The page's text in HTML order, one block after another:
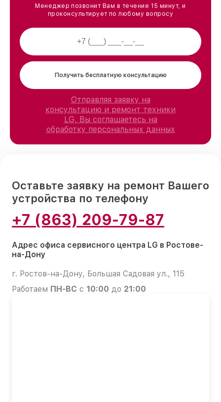
Менеджер позвонит Вам в течение 15 минут, и
проконсультирует по любому вопросу
Получить бесплатную консультацию
Отправляя заявку на
консультацию и ремонт техники
LG, Вы соглашаетесь на
обработку персональных данных
Оставьте заявку на ремонт Вашего
устройства по телефону
+7 (863) 209-79-87
Адрес офиса сервисного центра LG в Ростове-
на-Дону
г. Ростов-на-Дону, Большая Садовая ул., 115
Работаем ПН-ВС с 10:00 до 21:00